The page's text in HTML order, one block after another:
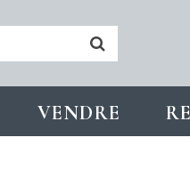
VENDRE